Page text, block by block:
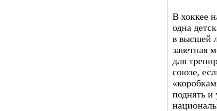
В хоккее
одна
в высшей
заветная
для
союзе,
поднять и